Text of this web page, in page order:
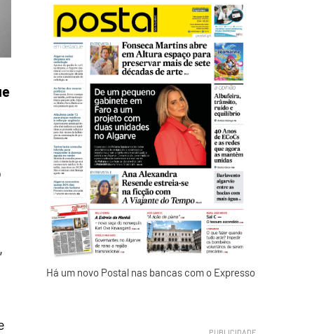
Há um novo Postal nas bancas com o Expresso